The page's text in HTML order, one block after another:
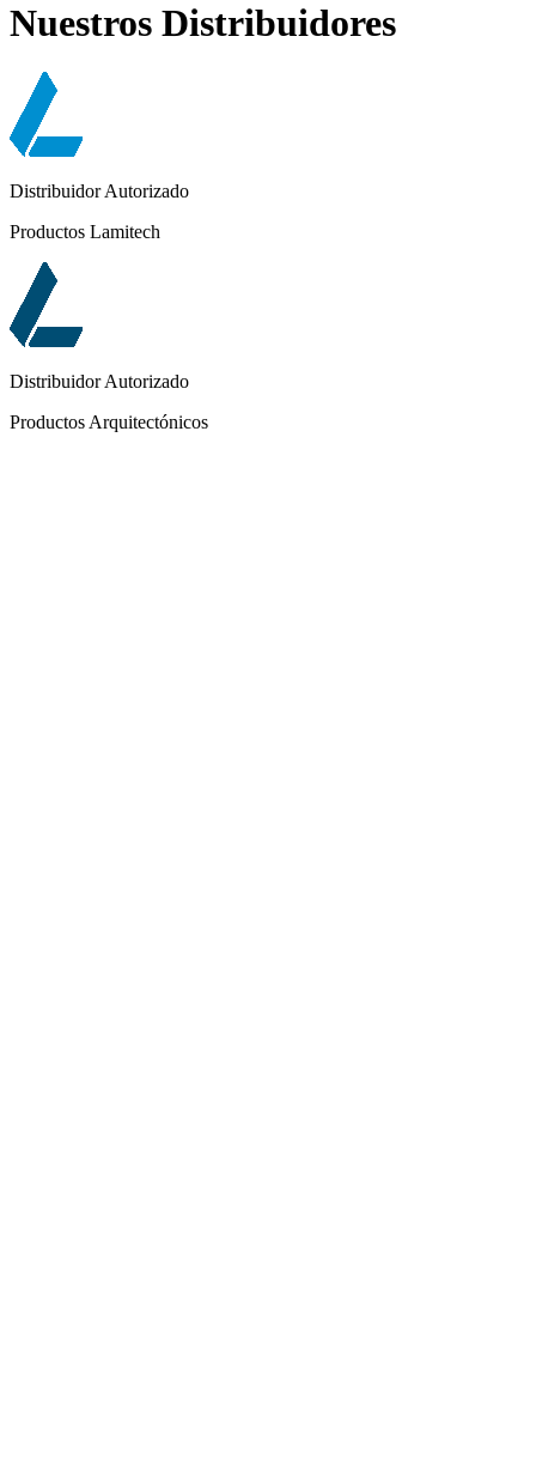
Nuestros Distribuidores
Distribuidor Autorizado
Productos Lamitech
Distribuidor Autorizado
Productos Arquitectónicos